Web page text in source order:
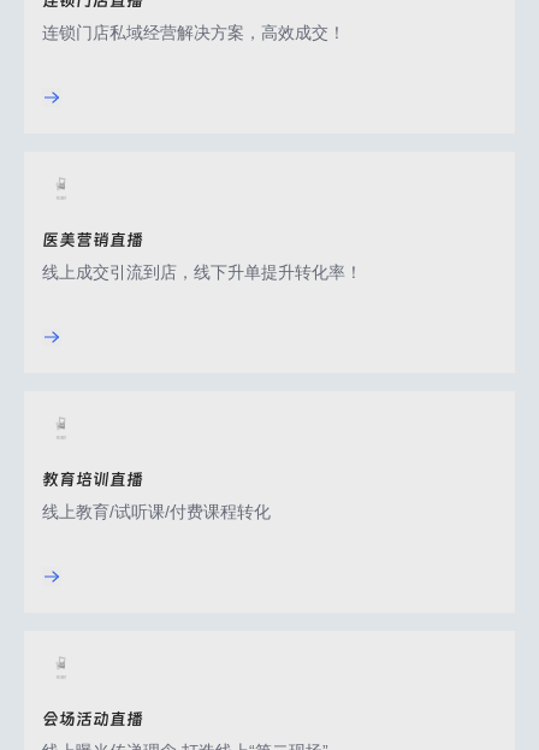
连锁门店私域经营解决方案，高效成交！
医美营销直播
线上成交引流到店，线下升单提升转化率！
教育培训直播
线上教育/试听课/付费课程转化
会场活动直播